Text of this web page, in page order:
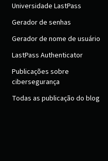
Universidade LastPass
Gerador de senhas
Gerador de nome de usuário
LastPass Authenticator
Publicações sobre
cibersegurança
Todas as publicação do blog